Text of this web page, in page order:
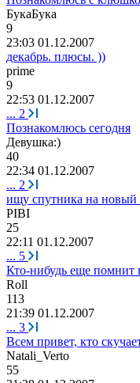
БукаБука
9
23:03 01.12.2007
декабрь. плюсы. ))
prime
9
22:53 01.12.2007
... 2
Познакомлюсь сегодня
Девушка:)
40
22:34 01.12.2007
... 2
ищу спутника на новый
PIBI
25
22:11 01.12.2007
... 5
Кто-нибудь еще помнит
Roll
113
21:39 01.12.2007
... 3
Всем привет, кто
Natali_Verto
55